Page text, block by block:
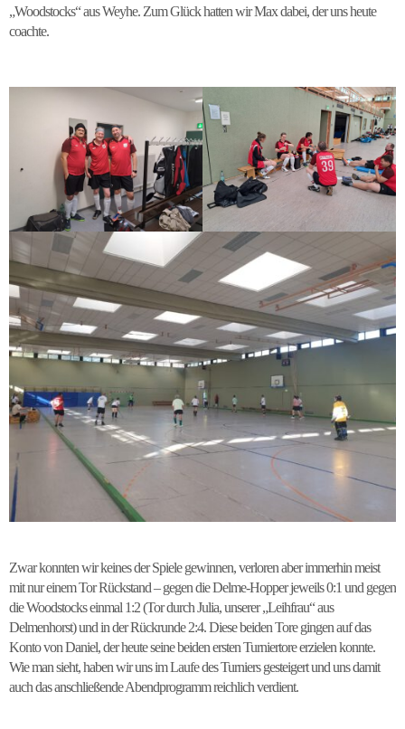
„Woodstocks“ aus Weyhe. Zum Glück hatten wir Max dabei, der uns heute
coachte.
Zwar konnten wir keines der Spiele gewinnen, verloren aber immerhin meist
mit nur einem Tor Rückstand – gegen die Delme-Hopper jeweils 0:1 und gegen
die Woodstocks einmal 1:2 (Tor durch Julia, unserer „Leihfrau“ aus
Delmenhorst) und in der Rückrunde 2:4. Diese beiden Tore gingen auf das
Konto von Daniel, der heute seine beiden ersten Turniertore erzielen konnte.
Wie man sieht, haben wir uns im Laufe des Turniers gesteigert und uns damit
auch das anschließende Abendprogramm reichlich verdient.